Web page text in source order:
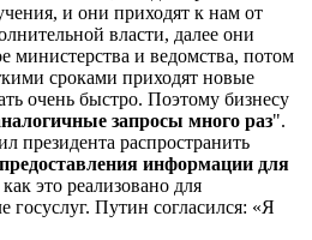
и они приходят к нам от
власти, далее они
министерства и ведомства, потом
сроками приходят новые
очень быстро. Поэтому бизнесу
запросы много раз".
президента распространить
информации для
это реализовано для
госуслуг. Путин согласился: «Я